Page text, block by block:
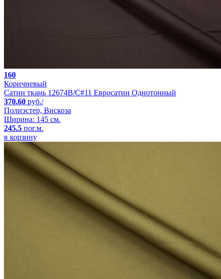
160
Коричневый
Сатин ткань 12674B/C#11 Евросатин Однотонный
370.60 руб./
Полиэстер, Вискоза
Ширина: 145 см.
245.5 пог.м.
в корзину